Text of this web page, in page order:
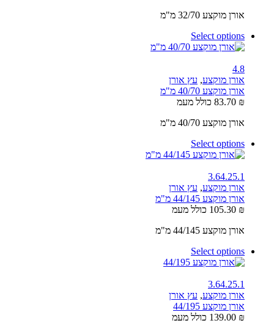
אורן מוקצע 32/70 מ"מ
Select options
4.8
אורן מוקצע, עץ אורן
אורן מוקצע 40/70 מ"מ
83.70 ₪
כולל מעמ
אורן מוקצע 40/70 מ"מ
Select options
3.64.25.1
אורן מוקצע, עץ אורן
אורן מוקצע 44/145 מ"מ
105.30 ₪
כולל מעמ
אורן מוקצע 44/145 מ"מ
Select options
3.64.25.1
אורן מוקצע, עץ אורן
אורן מוקצע 44/195
139.00 ₪
כולל מעמ